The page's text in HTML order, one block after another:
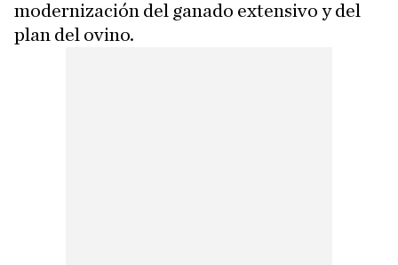
modernización del ganado extensivo y del
plan del ovino.